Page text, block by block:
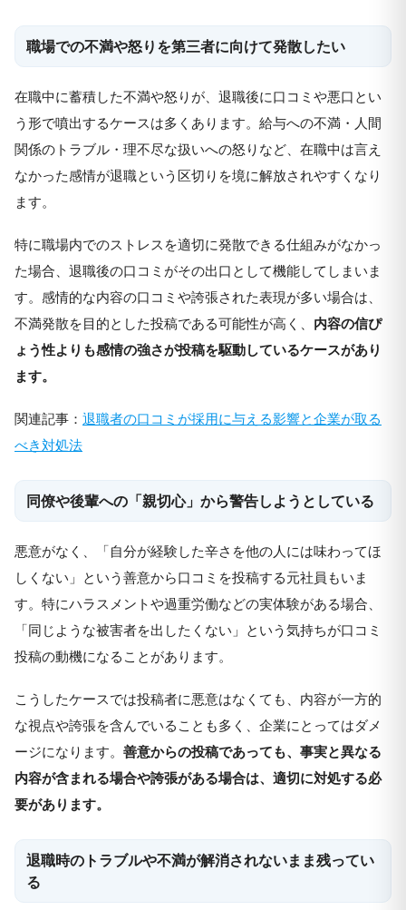
職場での不満や怒りを第三者に向けて発散したい
在職中に蓄積した不満や怒りが、退職後に口コミや悪口とい
う形で噴出するケースは多くあります。給与への不満・人間
関係のトラブル・理不尽な扱いへの怒りなど、在職中は言え
なかった感情が退職という区切りを境に解放されやすくなり
ます。
特に職場内でのストレスを適切に発散できる仕組みがなかっ
た場合、退職後の口コミがその出口として機能してしまいま
す。感情的な内容の口コミや誇張された表現が多い場合は、
不満発散を目的とした投稿である可能性が高く、 内容の信ぴ
ょう性よりも感情の強さが投稿を駆動しているケースがあり
ます。
関連記事： 退職者の口コミが採用に与える影響と企業が取る
べき対処法
同僚や後輩への「親切心」から警告しようとしている
悪意がなく、「自分が経験した辛さを他の人には味わってほ
しくない」という善意から口コミを投稿する元社員もいま
す。特にハラスメントや過重労働などの実体験がある場合、
「同じような被害者を出したくない」という気持ちが口コミ
投稿の動機になることがあります。
こうしたケースでは投稿者に悪意はなくても、内容が一方的
な視点や誇張を含んでいることも多く、企業にとってはダメ
ージになります。 善意からの投稿であっても、事実と異なる
内容が含まれる場合や誇張がある場合は、適切に対処する必
要があります。
退職時のトラブルや不満が解消されないまま残ってい
る